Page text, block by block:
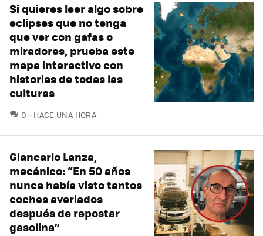
Si quieres leer algo sobre
eclipses que no tenga
que ver con gafas o
miradores, prueba este
mapa interactivo con
historias de todas las
culturas
0 COMENTARIOS
HACE UNA HORA
Giancarlo Lanza,
mecánico: “En 50 años
nunca había visto tantos
coches averiados
después de repostar
gasolina”